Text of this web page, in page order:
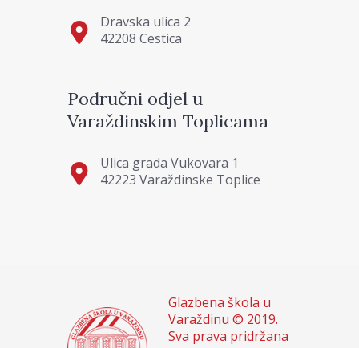
Dravska ulica 2
42208 Cestica
Područni odjel u
Varaždinskim Toplicama
Ulica grada Vukovara 1
42223 Varaždinske Toplice
Glazbena škola u
Varaždinu © 2019.
Sva prava pridržana